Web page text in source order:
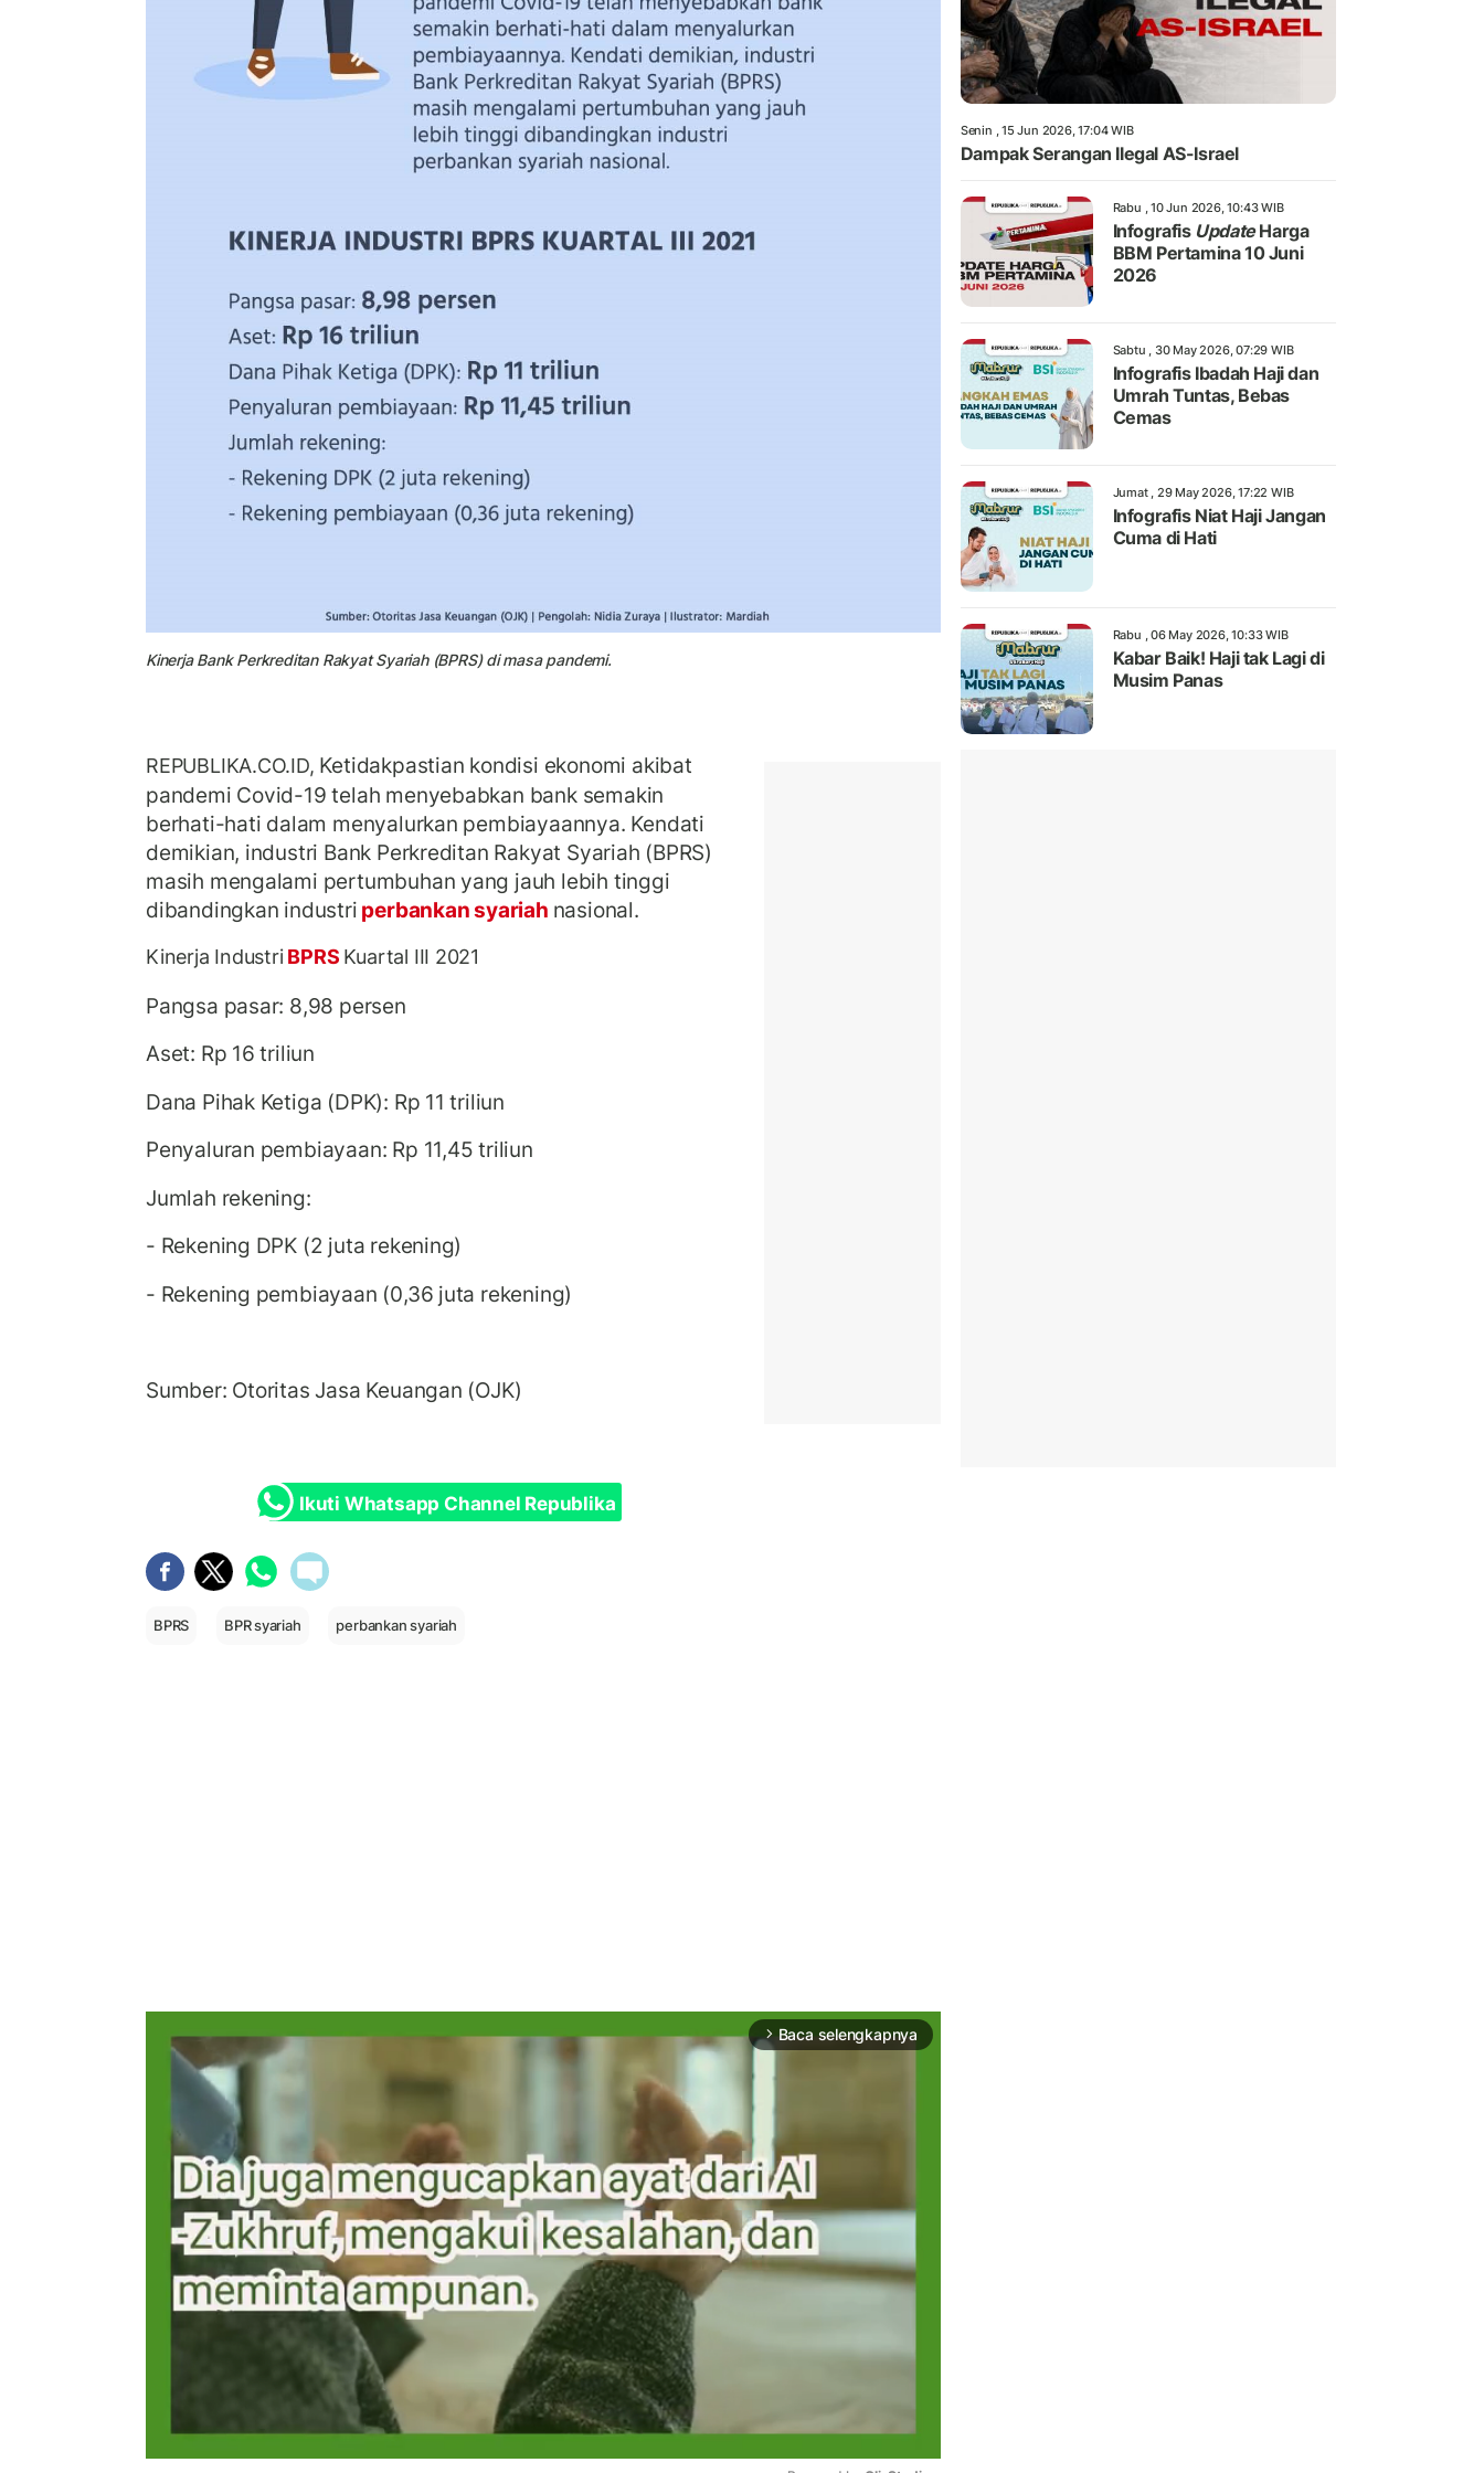
Kinerja Bank Perkreditan Rakyat Syariah (BPRS) di masa pandemi.
REPUBLIKA.CO.ID, Ketidakpastian kondisi ekonomi akibat
pandemi Covid-19 telah menyebabkan bank semakin
berhati-hati dalam menyalurkan pembiayaannya. Kendati
demikian, industri Bank Perkreditan Rakyat Syariah (BPRS)
masih mengalami pertumbuhan yang jauh lebih tinggi
dibandingkan industri perbankan syariah nasional.
Kinerja IndustriBPRS Kuartal III 2021
Pangsa pasar: 8,98 persen
Aset: Rp 16 triliun
Dana Pihak Ketiga (DPK): Rp 11 triliun
Penyaluran pembiayaan: Rp 11,45 triliun
Jumlah rekening:
- Rekening DPK (2 juta rekening)
- Rekening pembiayaan (0,36 juta rekening)
Sumber: Otoritas Jasa Keuangan (OJK)
Ikuti Whatsapp Channel Republika
BPRS BPR syariah perbankan syariah
arrow_forward_ios Baca selengkapnya
Senin , 15 Jun 2026, 17:04 WIB
Dampak Serangan Ilegal AS-Israel
Rabu , 10 Jun 2026, 10:43 WIB
Infografis UpdateHarga
BBM Pertamina 10 Juni
2026
Sabtu , 30 May 2026, 07:29 WIB
Infografis Ibadah Haji dan
Umrah Tuntas, Bebas
Cemas
Jumat , 29 May 2026, 17:22 WIB
Infografis Niat Haji Jangan
Cuma di Hati
Rabu , 06 May 2026, 10:33 WIB
Kabar Baik! Haji tak Lagi di
Musim Panas